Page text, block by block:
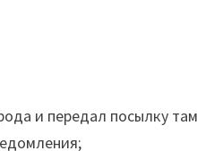
и передал посылку